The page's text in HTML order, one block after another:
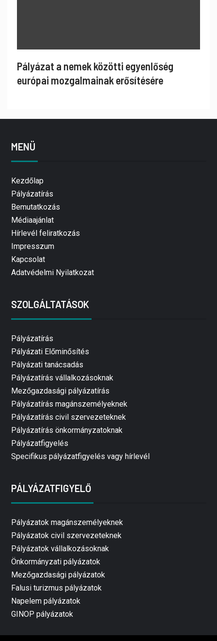
Pályázat a nemek közötti egyenlőség
európai mozgalmainak erősítésére
MENÜ
Kezdőlap
Pályázatírás
Bemutatkozás
Médiaajánlat
Hírlevél feliratkozás
Impresszum
Kapcsolat
Adatvédelmi Nyilatkozat
SZOLGÁLTATÁSOK
Pályázatírás
Pályázati Előminősítés
Pályázati tanácsadás
Pályázatírás vállalkozásoknak
Mezőgazdasági pályázatírás
Pályázatírás magánszemélyeknek
Pályázatírás civil szervezeteknek
Pályázatírás önkormányzatoknak
Pályázatfigyelés
Specifikus pályázatfigyelés vagy hírlevél
PÁLYÁZATFIGYELŐ
Pályázatok magánszemélyeknek
Pályázatok civil szervezeteknek
Pályázatok vállalkozásoknak
Önkormányzati pályázatok
Mezőgazdasági pályázatok
Falusi turizmus pályázatok
Napelem pályázatok
GINOP pályázatok